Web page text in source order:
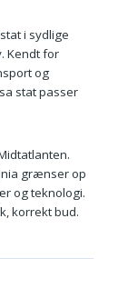
i sydlige
Kendt for
og
stat passer
grænser op
og teknologi.
korrekt bud.